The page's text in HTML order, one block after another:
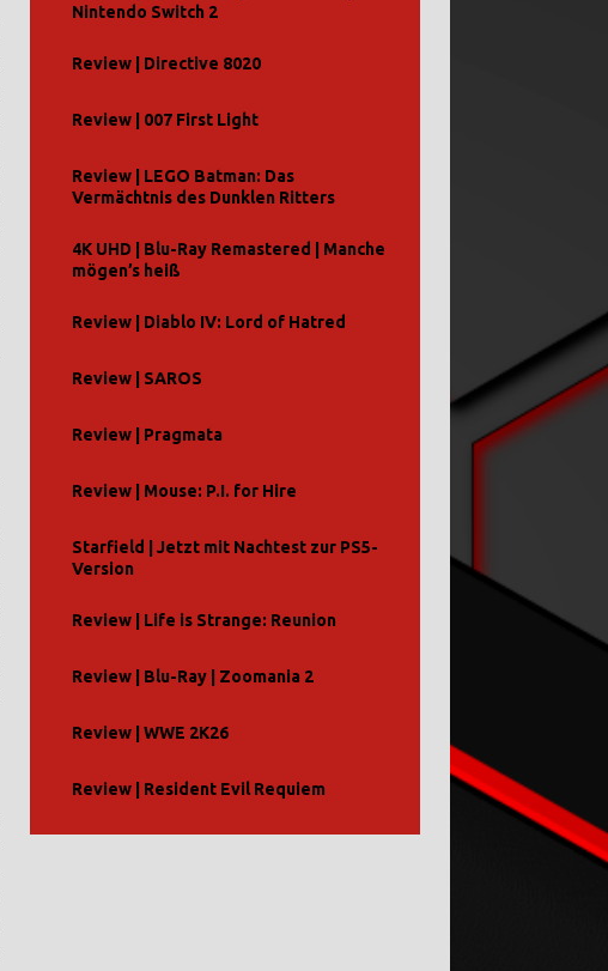
Nintendo Switch 2
Review | Directive 8020
Review | 007 First Light
Review | LEGO Batman: Das
Vermächtnis des Dunklen Ritters
4K UHD | Blu-Ray Remastered | Manche
mögen’s heiß
Review | Diablo IV: Lord of Hatred
Review | SAROS
Review | Pragmata
Review | Mouse: P.I. for Hire
Starfield | Jetzt mit Nachtest zur PS5-
Version
Review | Life is Strange: Reunion
Review | Blu-Ray | Zoomania 2
Review | WWE 2K26
Review | Resident Evil Requiem